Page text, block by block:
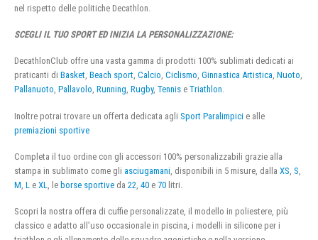
nel rispetto delle politiche Decathlon.
SCEGLI IL TUO SPORT ED INIZIA LA PERSONALIZZAZIONE:
DecathlonClub offre una vasta gamma di prodotti 100% sublimati dedicati ai
praticanti di Basket, Beach sport, Calcio, Ciclismo, Ginnastica Artistica, Nuoto,
Pallanuoto, Pallavolo, Running, Rugby, Tennis e Triathlon.
Inoltre potrai trovare un offerta dedicata agli Sport Paralimpici e alle
premiazioni sportive
Completa il tuo ordine con gli accessori 100% personalizzabili grazie alla
stampa in sublimato come gli asciugamani , disponibili in 5 misure, dalla XS S
M L e XL , le borse sportive da 22 40 e 70 litri.
Scopri la nostra offera di cuffie personalizzate, il modello in poliestere, più
classico e adatto all’uso occasionale in piscina, i modelli in silicone per i